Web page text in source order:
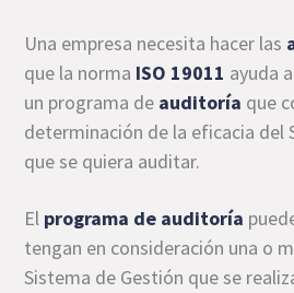
Una empresa necesita hacer las
que la norma ISO 19011 ayuda
un programa de auditoría que
determinación de la eficacia del
que se quiera auditar.
El programa de auditoría
tengan en consideración una o
Sistema de Gestión que se